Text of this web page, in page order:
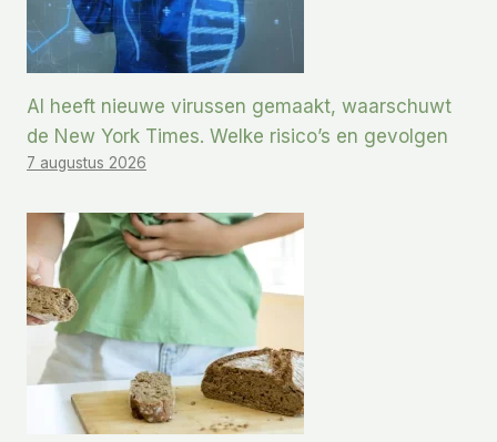
AI heeft nieuwe virussen gemaakt, waarschuwt
de New York Times. Welke risico’s en gevolgen
7 augustus 2026